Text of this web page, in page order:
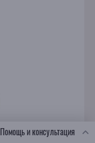
Помощь и консультация